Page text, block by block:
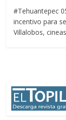
#Tehuantepec
incentivo para
Villalobos,